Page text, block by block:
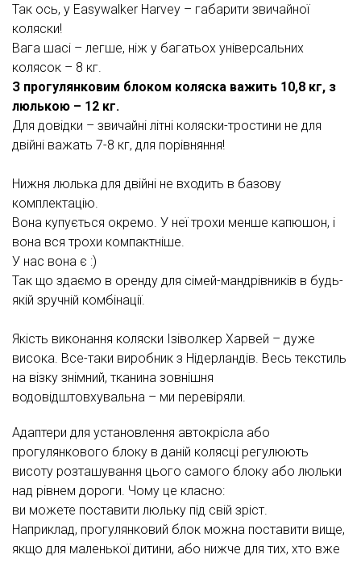
Так ось, у Easywalker Harvey – габарити звичайної
коляски!
Вага шасі – легше, ніж у багатьох універсальних
колясок – 8 кг.
З прогулянковим блоком коляска важить 10,8 кг, з
люлькою – 12 кг.
Для довідки – звичайні літні коляски-тростини не для
двійні важать 7-8 кг, для порівняння!
Нижня люлька для двійні не входить в базову
комплектацію.
Вона купується окремо. У неї трохи менше капюшон, і
вона вся трохи компактніше.
У нас вона є :)
Так що здаємо в оренду для сімей-мандрівників в будь-
якій зручній комбінації.
Якість виконання коляски Ізіволкер Харвей – дуже
висока. Все-таки виробник з Нідерландів. Весь текстиль
на візку знімний, тканина зовнішня
водовідштовхувальна – ми перевіряли.
Адаптери для установлення автокрісла або
прогулянкового блоку в даній колясці регулюють
висоту розташування цього самого блоку або люльки
над рівнем дороги. Чому це класно:
ви можете поставити люльку під свій зріст.
Наприклад, прогулянковий блок можна поставити вище,
якщо для маленької дитини, або нижче для тих, хто вже